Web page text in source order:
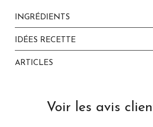
INGRÉDIENTS
IDÉES RECETTE
ARTICLES
Voir les avis